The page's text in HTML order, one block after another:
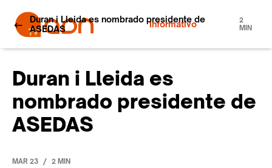
Informativo
Duran i Lleida es nombrado presidente de
ASEDAS
2
MIN
Duran i Lleida es
nombrado presidente de
ASEDAS
MAR 23 / 2 MIN